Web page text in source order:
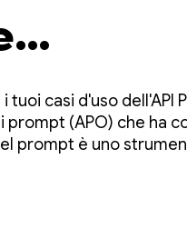
ML Kit
casi d'uso dell'API
(APO) che ha
prompt è uno